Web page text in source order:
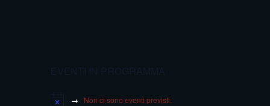
Non ci sono eventi previsti.